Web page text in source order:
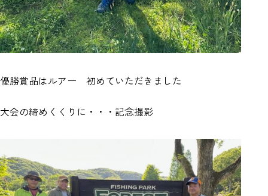
優勝賞品はルアー 初めていただきました
大会の締めくくりに・・・記念撮影